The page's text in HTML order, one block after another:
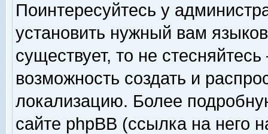
Поинтересуйтесь у
установить нужный вам
существует, то не
возможность создать и
локализацию. Более
сайте phpBB (ссылка на него